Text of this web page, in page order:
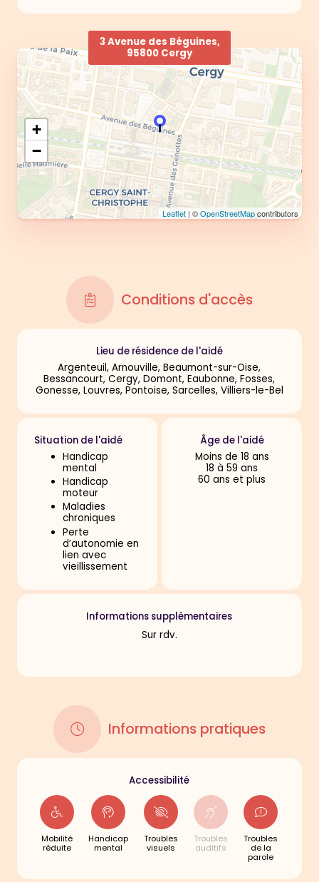
+
−
Leaflet | ©OpenStreetMapcontributors
3 Avenue des Béguines,
95800 Cergy
Conditions d'accès
Lieu de résidence de l'aidé
Argenteuil, Arnouville, Beaumont-sur-Oise,
Bessancourt, Cergy, Domont, Eaubonne, Fosses,
Gonesse, Louvres, Pontoise, Sarcelles, Villiers-le-Bel
Situation de l'aidé
Handicap
mental
Handicap
moteur
Maladies
chroniques
Perte
d’autonomie en
lien avec
vieillissement
Âge de l'aidé
Moins de 18 ans
18 à 59 ans
60 ans et plus
Informations supplémentaires
Sur rdv.
Informations pratiques
Accessibilité
Mobilité
réduite
Handicap
mental
Troubles
visuels
Troubles
auditifs
Troubles
de la
parole